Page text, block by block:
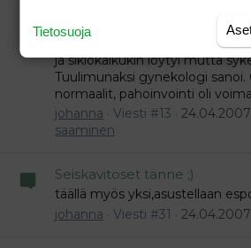
Minulla todettiin tuulimuna
keskenmeno)viime viikolla.
Ultrassa nähtiin paljon
ja sikiökaikukin löytyi mutta
Tuulimunaksi gynekologi sanoi.
normaalit, pahoinvointi oli
johanna
Viesti #13 24.04.2007
saaminen
Seiskavitoset tänne ;)
täällä myös yksi,asustellaan
johanna
Viesti #31 24.04.2007
Tietosuoja